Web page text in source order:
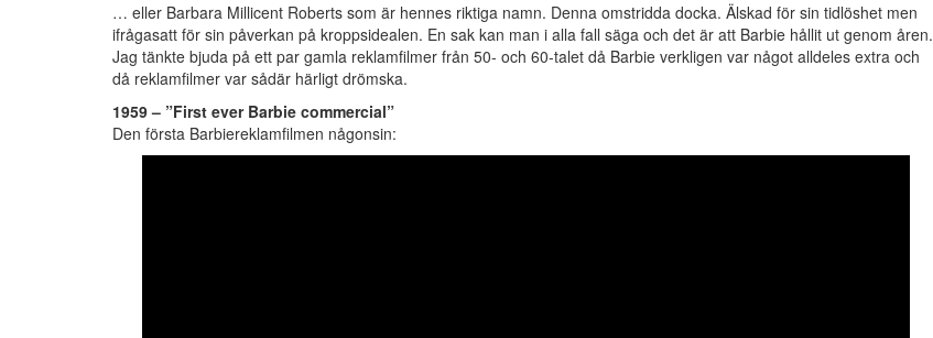
… eller Barbara Millicent Roberts som är hennes riktiga namn. Denna omstridda docka. Älskad för sin tidlöshet men
ifrågasatt för sin påverkan på kroppsidealen. En sak kan man i alla fall säga och det är att Barbie hållit ut genom åren.
Jag tänkte bjuda på ett par gamla reklamfilmer från 50- och 60-talet då Barbie verkligen var något alldeles extra och
då reklamfilmer var sådär härligt drömska.
1959 – ”First ever Barbie commercial”
Den första Barbiereklamfilmen någonsin: